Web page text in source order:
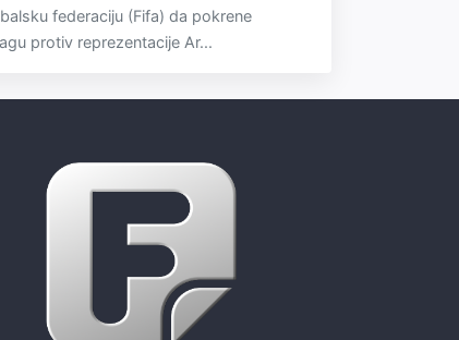
federaciju (Fifa) da pokrene
protiv reprezentacije Ar...